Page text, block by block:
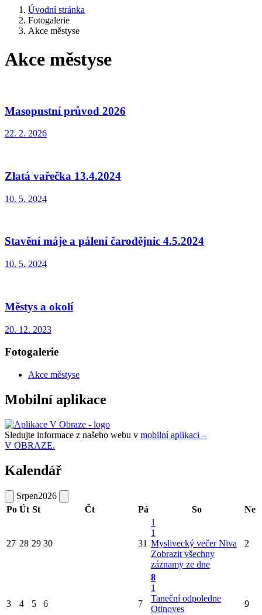
Úvodní stránka
Fotogalerie
Akce městyse
Akce městyse
Masopustní průvod 2026
22. 2. 2026
Zlatá vařečka 13.4.2024
10. 5. 2024
Stavění máje a pálení čarodějnic 4.5.2024
10. 5. 2024
Městys a okolí
20. 12. 2023
Fotogalerie
Akce městyse
Mobilní aplikace
Sledujte informace z našeho webu v mobilní aplikaci –
V OBRAZE.
Kalendář
Srpen2026
Po Út St Čt Pá So Ne
27 28 29 30 31
1
1
Myslivecký večer Niva
Zobrazit všechny
záznamy ze dne
2
3 4 5 6 7
8
1
Taneční odpoledne
Otinoves
9